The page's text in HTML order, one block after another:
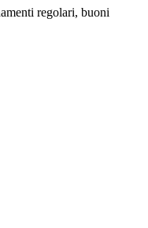
regolari, buoni